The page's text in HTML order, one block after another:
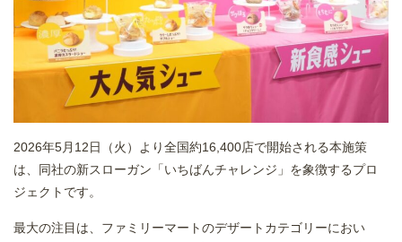
2026年5月12日（火）より全国約16,400店で開始される本施策
は、同社の新スローガン「いちばんチャレンジ」を象徴するプロ
ジェクトです。
最大の注目は、ファミリーマートのデザートカテゴリーにおい